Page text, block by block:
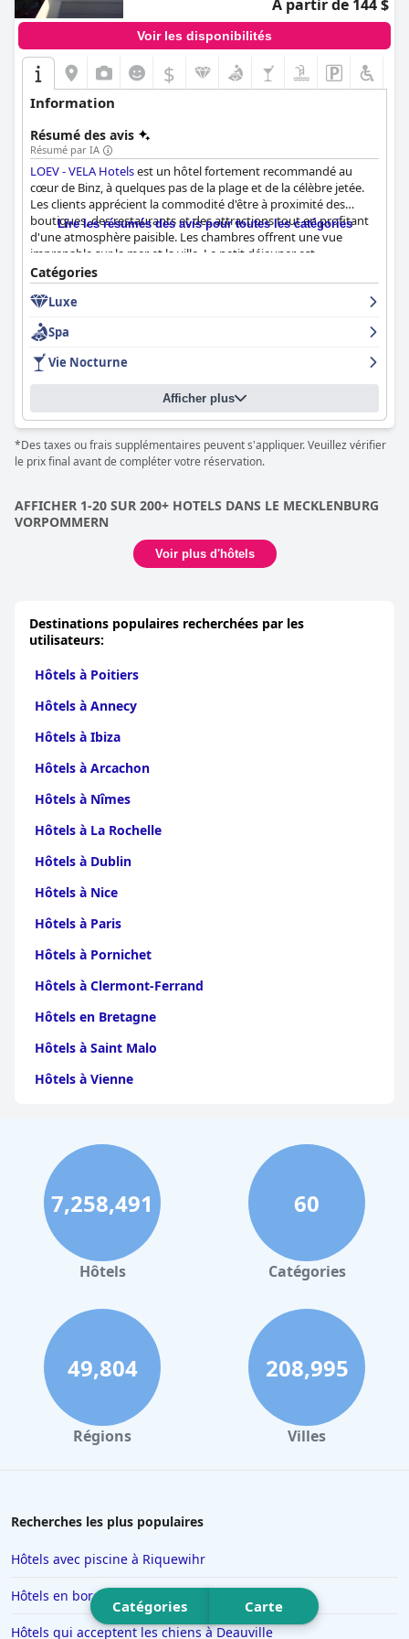
À partir de 144 $
Voir les disponibilités
$
Information
Résumé des avis
Résumé par IA
LOEV - VELA Hotelsest un hôtel fortement recommandé au
cœur de Binz, à quelques pas de la plage et de la célèbre jetée.
Les clients apprécient la commodité d'être à proximité des
boutiques, des restaurants et des attractions tout en profitant
d'une atmosphère paisible. Les chambres offrent une vue
imprenable sur la mer et la ville. Le petit déjeuner est
fantastique, sensationnel, exceptionnel et excellent avec une
sélection variée et fraîche de choix. L'expérience du dîner a reçu
des avis mitigés, mais de nombreux clients ont tout de même
trouvé la nourriture de grande qualité et rappelant la cuisine
italienne raffinée. Les chambres sont élégantes, modernes,
spacieuses, bien conçues et confortables avec des équipements
de haute qualité. La propreté et le service de l'hôtel sont de
premier ordre et ne laissent aucune place aux plaintes. Le
personnel est amical, attentif et accueillant, se mettant en
quatre pour répondre à toutes les demandes spéciales. Le spa
est fortement recommandé avec une variété de soins et une
atmosphère relaxante. La situation du parking pourrait être
améliorée, selon certains clients. Les lits ont des critiques
et propices à une bonne nuit de sommeil. Dans l'ensemble,
LOEV - VELA Hotels
Lire les résumés des avis pour toutes les catégories
Catégories
Luxe
Spa
Vie Nocturne
Afficher plus
*Des taxes ou frais supplémentaires peuvent s'appliquer. Veuillez vérifier
le prix final avant de compléter votre réservation.
AFFICHER 1-20 SUR 200+ HOTELS DANS LE MECKLENBURG
VORPOMMERN
Voir plus d'hôtels
Destinations populaires recherchées par les
utilisateurs:
Hôtels à Poitiers
Hôtels à Annecy
Hôtels à Ibiza
Hôtels à Arcachon
Hôtels à Nîmes
Hôtels à La Rochelle
Hôtels à Dublin
Hôtels à Nice
Hôtels à Paris
Hôtels à Pornichet
Hôtels à Clermont-Ferrand
Hôtels en Bretagne
Hôtels à Saint Malo
Hôtels à Vienne
Hôtels à Perpignan
Hôtels au Grand-Bornand
Hôtels à Strasbourg
Hôtels à Valence
Hôtels à Gerardmer
Hôtels à Palerme
Hôtels à Dinard
Hôtels à Biarritz
Hôtels à Verbier
Hôtels en Savoie
Hôtels à Noisy-le-Sec
Catégories Carte
7,258,491
Hôtels
60
Catégories
49,804
Régions
208,995
Villes
Recherches les plus populaires
Hôtels avec piscine à Riquewihr
Hôtels en bord de mer en Italie
Hôtels qui acceptent les chiens à Deauville